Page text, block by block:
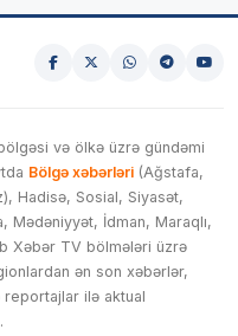
və ölkə üzrə gündəmi
Bölgə xəbərləri (Ağstafa,
Hadisə, Sosial, Siyasət,
Mədəniyyət, İdman, Maraqlı,
Xəbər TV bölmələri üzrə
ən son xəbərlər,
ilə aktual